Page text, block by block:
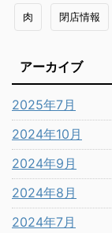
肉 閉店情報
アーカイブ
2025年7月
2024年10月
2024年9月
2024年8月
2024年7月